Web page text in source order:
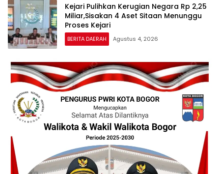
Kejari Pulihkan Kerugian Negara Rp 2,25
Miliar,Sisakan 4 Aset Sitaan Menunggu
Proses Kejari
BERITA DAERAH Agustus 4, 2026